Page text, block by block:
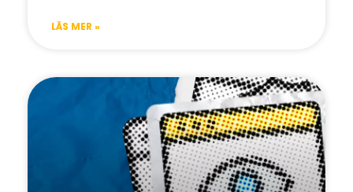
LÄS MER »